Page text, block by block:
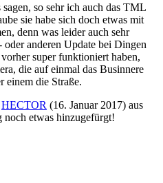
so sehr ich auch das TML
sie habe sich doch etwas mit
denn was leider auch sehr
oder anderen Update bei Dingen
super funktioniert haben,
die auf einmal das Businnere
einem die Straße.
HECTOR (16. Januar 2017) aus
etwas hinzugefürgt!